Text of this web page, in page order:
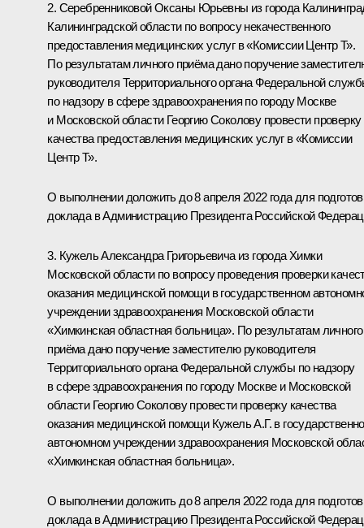
2. Серебренниковой Оксаны Юрьевны из города
Калининградской области по вопросу некачественного
предоставления медицинских услуг в «Комиссии Центр Т».
По результатам личного приёма дано поручение
руководителя Территориального органа Федеральной
по надзору в сфере здравоохранения по городу Москве
и Московской области Георгию Соколову провести проверку
качества предоставления медицинских услуг в «Комиссии
Центр Т».
О выполнении доложить до 8 апреля 2022 года для
доклада в Администрацию Президента Российской
3. Кужель Александра Григорьевича из города Химки
Московской области по вопросу проведения проверки
оказания медицинской помощи в государственном
учреждении здравоохранения Московской области
«Химкинская областная больница». По результатам личного
приёма дано поручение заместителю руководителя
Территориального органа Федеральной службы по надзору
в сфере здравоохранения по городу Москве и Московской
области Георгию Соколову провести проверку качества
оказания медицинской помощи Кужель А.Г. в
автономном учреждении здравоохранения Московской
«Химкинская областная больница».
О выполнении доложить до 8 апреля 2022 года для
доклада в Администрацию Президента Российской